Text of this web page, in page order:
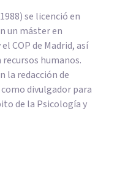
se licenció en
un máster en
COP de Madrid, así
humanos.
la redacción de
divulgador para
de la Psicología y